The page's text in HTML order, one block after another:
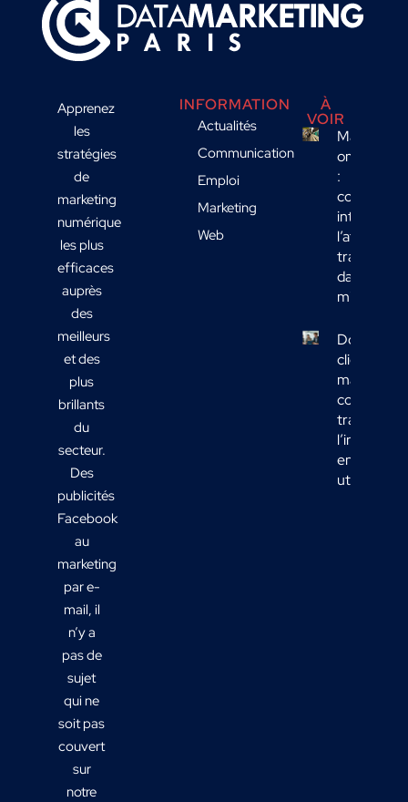
Apprenez
les
stratégies
de
marketing
numérique
les plus
efficaces
auprès
des
meilleurs
et des
plus
brillants
du
secteur.
Des
publicités
Facebook
au
marketing
par e-
mail, il
n’y a
pas de
sujet
qui ne
soit pas
couvert
sur
notre
INFORMATION
Actualités
Communication
Emploi
Marketing
Web
À
VOIR
Marketing
omnicanal
:
comment
intégrer
l’affichage
transport
dans votre
mix média
Données
clients
marketing :
comment
en actions
utiles ?